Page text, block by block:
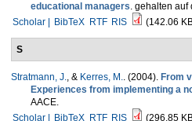
educational managers. gehalten auf
Scholar |
BibTeX RTF RIS (142.06
S
Stratmann, J., & Kerres, M.. (2004). From
Experiences from implementing a
AACE.
Scholar |
BibTeX RTF RIS (296.85